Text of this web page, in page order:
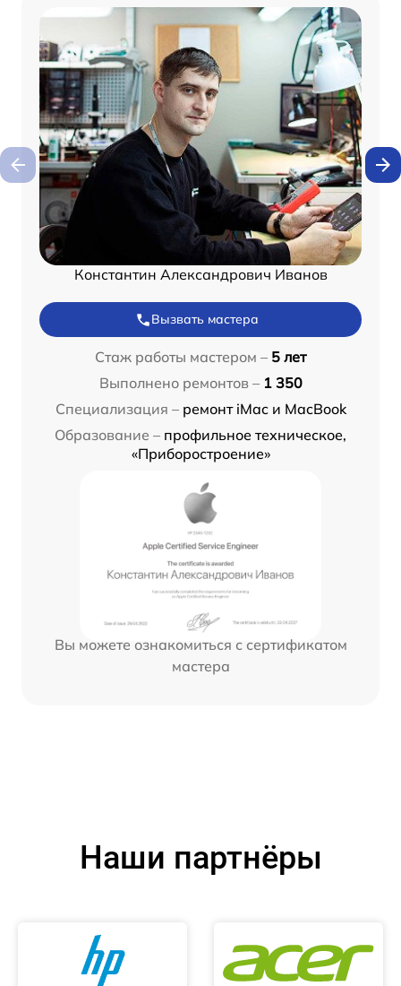
Константин Александрович Иванов
Вызвать мастера
Стаж работы мастером – 5 лет
Выполнено ремонтов – 1 350
Специализация – ремонт iMac и MacBook
Образование – профильное техническое,
«Приборостроение»
Вы можете ознакомиться с сертификатом
мастера
Наши партнёры